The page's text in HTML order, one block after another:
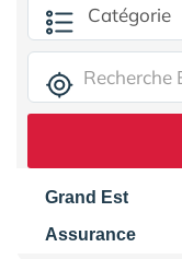
Grand Est
Assurance